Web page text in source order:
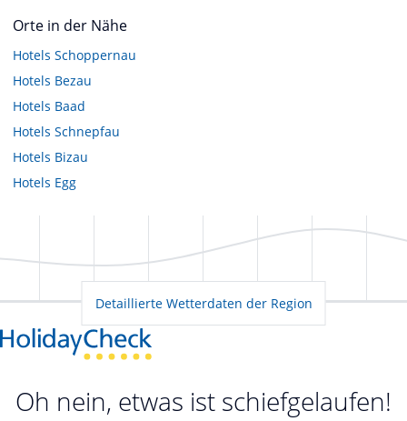
Orte in der Nähe
Hotels Schoppernau
Hotels Bezau
Hotels Baad
Hotels Schnepfau
Hotels Bizau
Hotels Egg
Detaillierte Wetterdaten der Region
Oh nein, etwas ist schiefgelaufen!